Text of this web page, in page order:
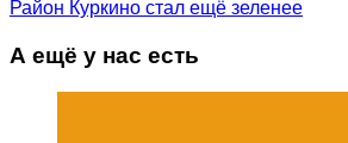
Район Куркино стал ещё зеленее
А ещё у нас есть